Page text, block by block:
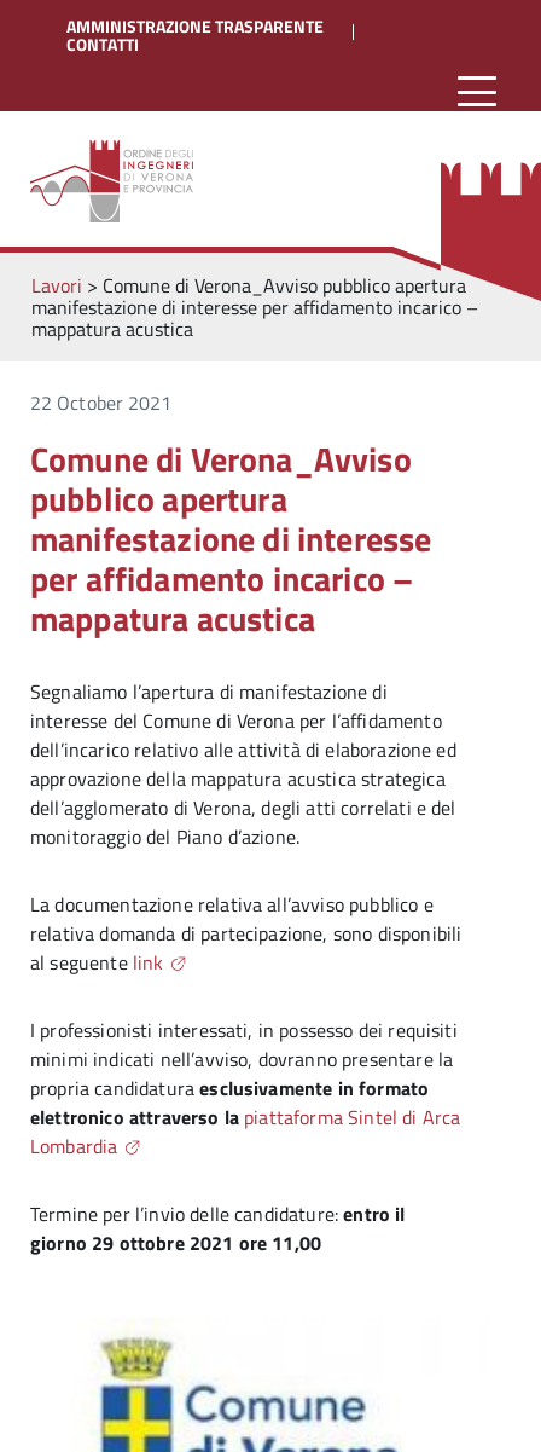
AMMINISTRAZIONE TRASPARENTE
CONTATTI
Lavori > Comune di Verona_Avviso pubblico apertura
manifestazione di interesse per affidamento incarico –
mappatura acustica
22 October 2021
Comune di Verona_Avviso
pubblico apertura
manifestazione di interesse
per affidamento incarico –
mappatura acustica
Segnaliamo l’apertura di manifestazione di
interesse del Comune di Verona per l’affidamento
dell’incarico relativo alle attività di elaborazione ed
approvazione della mappatura acustica strategica
dell’agglomerato di Verona, degli atti correlati e del
monitoraggio del Piano d’azione.
La documentazione relativa all’avviso pubblico e
relativa domanda di partecipazione, sono disponibili
al seguente link
I professionisti interessati, in possesso dei requisiti
minimi indicati nell’avviso, dovranno presentare la
propria candidaturaesclusivamente in formato
elettronico attraverso la piattaforma Sintel di Arca
Lombardia
Termine per l’invio delle candidature:entro il
giorno 29 ottobre 2021 ore 11,00